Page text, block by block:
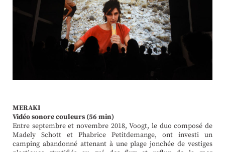
MERAKI
Vidéo sonore couleurs (56 min)
Entre septembre et novembre 2018, Voogt, le duo composé de
Madely Schott et Phabrice Petitdemange, ont investi un
camping abandonné attenant à une plage jonchée de vestiges